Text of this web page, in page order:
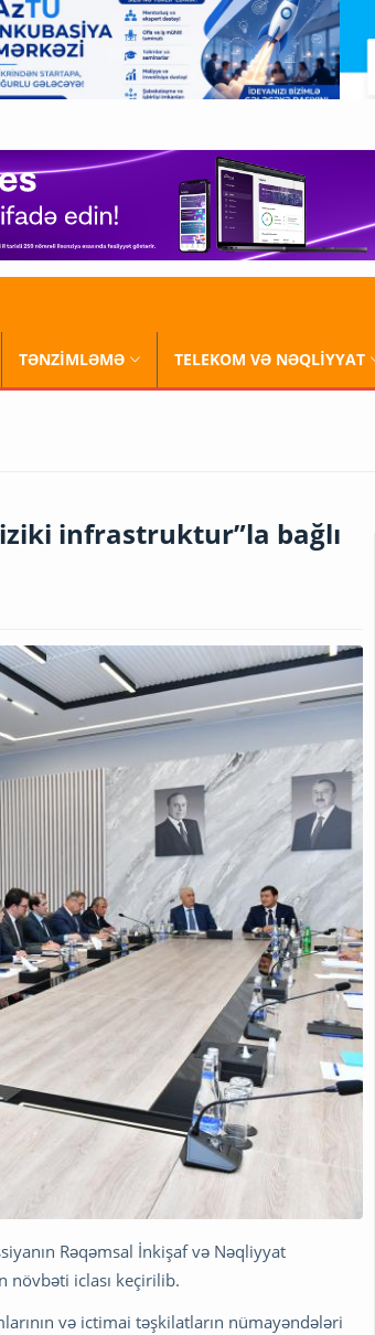
TƏNZİMLƏMƏ TELEKOM VƏ NƏQLİYYAT
infrastruktur”la bağlı
Rəqəmsal İnkişaf və Nəqliyyat
növbəti iclası keçirilib.
və ictimai təşkilatların nümayəndələri